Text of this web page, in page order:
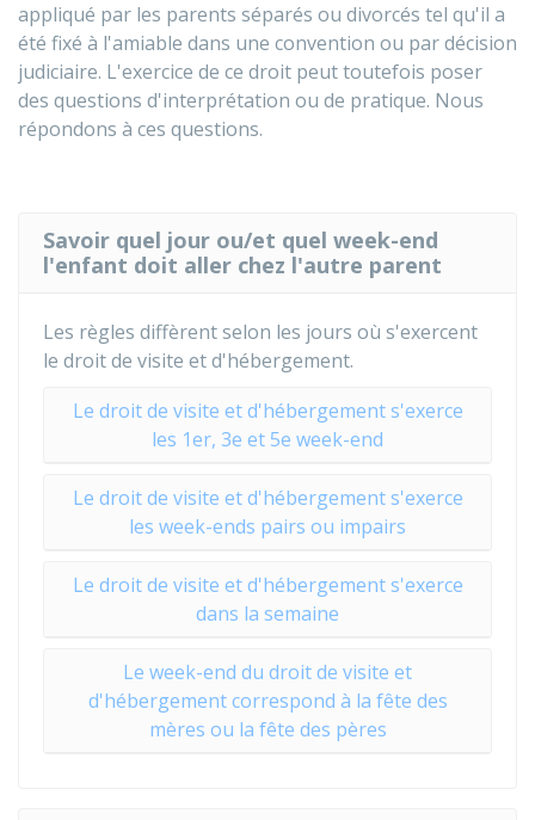
appliqué par les parents séparés ou divorcés tel qu'il a
été fixé à l'amiable dans une convention ou par décision
judiciaire. L'exercice de ce droit peut toutefois poser
des questions d'interprétation ou de pratique. Nous
répondons à ces questions.
Savoir quel jour ou/et quel week-end
l'enfant doit aller chez l'autre parent
Les règles diffèrent selon les jours où s'exercent
le droit de visite et d'hébergement.
Le droit de visite et d'hébergement s'exerce
les 1er, 3e et 5e week-end
Le droit de visite et d'hébergement s'exerce
les week-ends pairs ou impairs
Le droit de visite et d'hébergement s'exerce
dans la semaine
Le week-end du droit de visite et
d'hébergement correspond à la fête des
mères ou la fête des pères